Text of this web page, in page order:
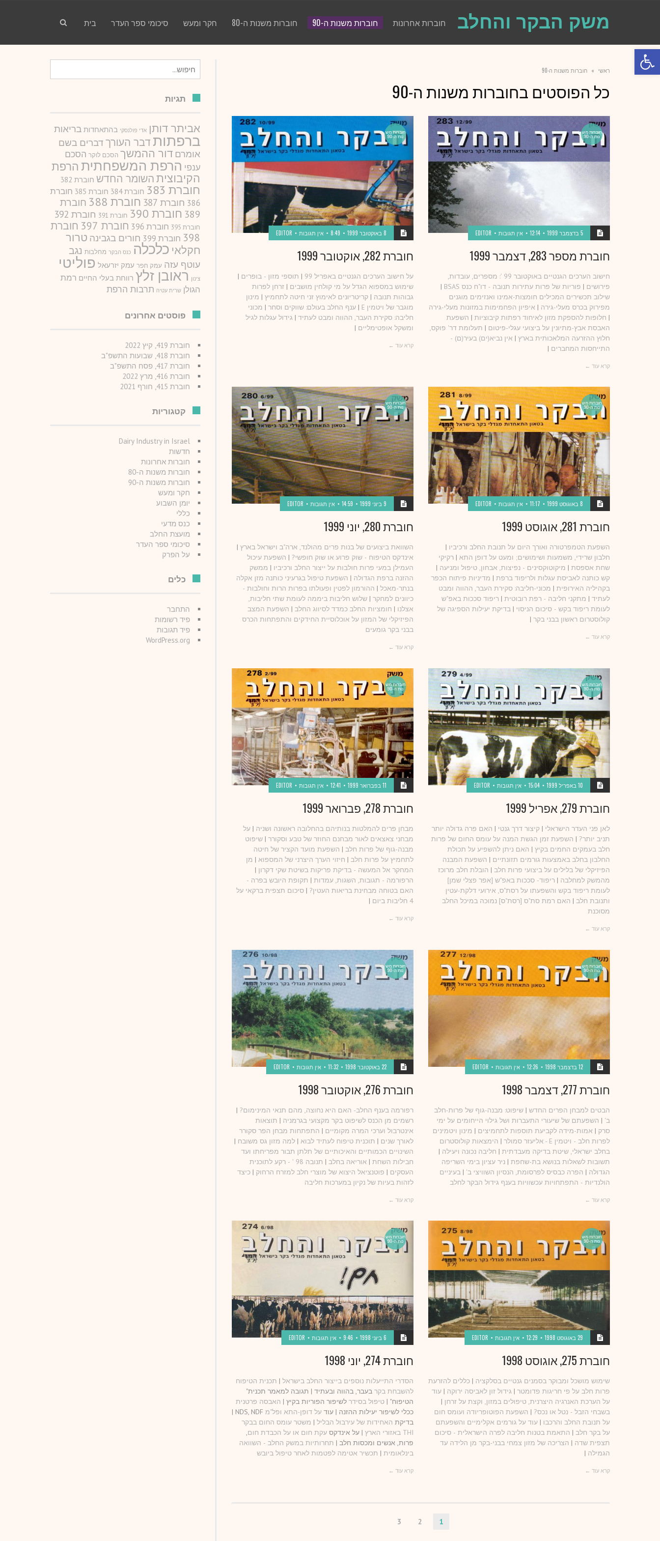
פתח סרגל נגישות
משק הבקר והחלב חוברות אחרונות חוברות משנות ה-90 חוברות משנות ה-80 חקר ומעש סיכומי ספר העדר בית
ראשי » חוברות משנות ה-90
כל הפוסטים בחוברות משנות ה-90
חוברות מש
נות ה-90
5 בדצמבר 1999 12:14 אין תגובות EDITOR
חוברת מספר 283, דצמבר 1999
חישוב הערכים הגנטיים באוקטובר 99 ': מספרים, עובדות,
פירושים | פוריות של פרות עתירות תנובה - דו"ח כנס BSAS
|
שילוב תכשירים המכילים חומצות-אמינו ואנזימים מוגנים
מפירוק בכרס מעלי-גירה | איפיון הפחמימות במזונות מעלי-גירה
| חלופות להספקת מזון לאיחוד רפתות קיבוציות | השפעת
האבסת אבץ-מתיונין על ביצועי עגלי-פיטום | תעלומת דר' פוקס,
חלוץ ההזרעה המלאכותית בארץ | אין נביא(ים) בעיר(ם) -
התייחסות המחברים |
קרא עוד ←
חוברות מש
נות ה-90
8 באוקטובר 1999 8:49 אין תגובות EDITOR
חוברת 282, אוקטובר 1999
על חישוב הערכים הגנטיים באפריל 99 | תוספי מזון - בופרים |
שימוש במספוא הגדל על מי קולחין מושבים | זרחן לפרות
גבוהות תנובה | קריטריונים לאימוץ זני חיטה לתחמיץ | מינון
מוגבר של ויטמין E
| ענף החלב בעולם: שווקים וסחר | מכוני
חליבה: סקירת העבר, ההווה ומבט לעתיד | גידול עגלות לגיל
ומשקל אופטימליים |
קרא עוד ←
חוברות מש
נות ה-90
8 באוגוסט 1999 11:17 אין תגובות EDITOR
חוברת 281, אוגוסט 1999
השפעת הטמפרטורה ואורך היום על תנובת החלב ורכיביו |
חלבון שרידי, משמעות ושימושים; ומעט על דופן התא | רקיקי
שחת אספסת | מיקוטוקסינים - נפיצות, אבחון, טיפול ומניעה |
קש כותנה לאביסת עגלות ולריפוד ברפת | מדיניות פיתוח הכפר
בקהיליה האירופית | מכוני-חליבה: סקירת העבר, ההווה ומבט
לעתיד | מתקני חליבה - רפת רובוטית | ריפוד סככות באפ"ש
לעומת ריפוד בקש - סיכום הניסוי | בדיקת יעילות הספיגה של
קולוסטרום ראשון בבני בקר |
קרא עוד ←
חוברות מש
נות ה-90
9 ביוני 1999 14:59 אין תגובות EDITOR
חוברת 280, יוני 1999
השוואת ביצועים של בנות פרים מהולנד, ארה"ב וישראל בארץ |
אינדקס הטיפוח - שוק פרוע או שוק חופשי? | השפעת עיכול
העמילן במעי פרות חולבות על ייצור החלב ורכיביו | ממשק
ההזנה ברפת הגדולה | השפעת טיפול בגרעיני כותנה מזן אקלה
בנתר-מאכל | ההורמון לפטין ופעולתו בפרות הרות וחולבות -
כיוונים למחקר | שלוש חליבות ביממה לעומת שתי חליבות,
אצלנו | חומציות החלב כמדד לסיווג החלב | השפעת המצב
הפיזיקלי של המזון על אוכלוסיית החידקים והתפתחות הכרס
בבני בקר גומעים
קרא עוד ←
חוברות מש
נות ה-90
10 באפריל 1999 15:04 אין תגובות EDITOR
חוברת 279, אפריל 1999
לאן פני העדר הישראלי | קיצור דרך גנטי | האם פרה גדולה יותר
תניב יותר? | השפעת זמן הגשת המנה על עומס החום של פרות
חלב בעמקים החמים בקיץ | האם ניתן להשפיע על תכולת
החלבון בחלב באמצעות גורמים תזונתיים | השפעת המבנה
הפיזיקלי של בלילים על ביצועי פרות חלב | הובלת חלב מרוכז
מהמשק למחלבה | ריפוד- סככות באפ"ש [אפר פצלי שמן]
לעומת ריפוד בקש והשפעתו על רסת"ס, אירועי דלקת-עטין
ותנובת חלב | האם רמת סת"ס [רסת"ס] נמוכה במיכל החלב
מסוכנת
קרא עוד ←
חוברות מש
נות ה-90
11 בפברואר 1999 12:41 אין תגובות EDITOR
חוברת 278, פברואר 1999
מבחן פרים להמלטות בנותיהם בהחלובה ראשונה ושניה | על
מבחני צאצאים לאור מבחנם החוזר של טבע וסקורר | שיפוט
מבנה-גוף של פרות חלב | השפעת מועד הקציר של חיטה
לתחמיץ על פרות חלב | חיזוי הערך היצרני של המספוא | מן
המחקר אל המעשה - בדיקת פריקות בשיטת שקי דקרון |
הרפורמה - תגובות, השגות, עמדות | תקופת היובש בפרה -
האם בטוחה מבחינת בריאות העטין? | סיכום תצפית ברקאי על
4 חליבות ביום
|
קרא עוד ←
חוברות מש
נות ה-90
12 בדצמבר 1998 12:26 אין תגובות EDITOR
חוברת 277, דצמבר 1998
הבטים למבחן הפרים החדש | שיפוט: מבנה-גוף של פרות-חלב
ב' | השפעתם של שיעורי התעברות ושל גילוי הייחומים על ימי
סרק | אמות-מידה לקביעת תוספות לתחמיצים | מינון ויטמינים
לפרות חלב - ויטמין E - אליעזר סמולר
| הימצאות קולוסטרום
בחלב ישראלי, שיטת בדיקה מעבדתית | חליבה נכונה ויעילה |
תשובות לשאלות בנושא בת-שחפת | ניר עציון בימי השריפה
הגדולה | הפרה כבסיס לפרסומת, הנסיון השוויצי ב' | בעיניים
הולנדיות - התפתחויות עכשוויות בענף גידול הבקר לחלב
קרא עוד ←
חוברות מש
נות ה-90
22 באוקטובר 1998 11:32 אין תגובות EDITOR
חוברת 276, אוקטובר 1998
רפורמה בענף החלב- האם היא נחוצה, מהם תנאי המינימום? |
רשמים מן הכנס לשיפוט בקר מקצועי בגרמניה | תוצאות
אינטרבול וערכי המרה מקומיים | התפתחות מבחן הפר סקורר
לאורך שנים | תוכנית טיפוח לעתיד לבוא | למה מזון גס משובח |
השינויים הכמותיים והאיכותיים של תלתן תבור מפריחתו ועד
חבילות השחת | אוריאה בחלב |
תנובה 98 ' - רקע לתוכנית
העסקים | פוטנציאל היצוא של מוצרי חלב למזרח הרחוק | כיצד
לזהות בעיות של נקיון במערכות חליבה
קרא עוד ←
חוברות מש
נות ה-90
29 באוגוסט 1998 12:29 אין תגובות EDITOR
חוברת 275, אוגוסט 1998
שימוש מושכל ומבוקר בסמנים גנטיים בסלקציה | כללים להזרעת
פרות חלב על פי חריגות פדומטר | גידול זון לאביסה ירוקה | עוד
על הערכת האנרגיה היצרנית, טיפולים במזון, וקצת על זרחן |
בשבחי הזבל - נטל או נכס? | השפעת הפוטופריודה ועומס חום
על תנובת החלב והרכבו | עוד על גורמים אקלימיים והשפעתם
על בקר חלב | התאמת בטנות חליבה לפרה הישראלית - סיכום
תצפית שדה | הצריכה של מזון צמחי בבני-בקר מן הלידה עד
הגמילה |
קרא עוד ←
חוברות מש
נות ה-90
6 ביוני 1998 9:46 אין תגובות EDITOR
חוברת 274, יוני 1998
הסדרי התייעלות נוספים בייצור החלב בישראל | תכנית הטיפוח
להשבחת בקר בעבר, בהווה ובעתיד | תגובה למאמר תכנית"
הטיפוח" | טיפול בסידר לשיפור הפוריות בקיץ | האבסה פרטנית
ככלי לשיפור יעילות ההזנה | עוד על דופן-התא ופל"מ
NDS, NDF |
בדיקת האחידות של עירבול הבליל | משטר עומס החום בבקר
THI באזורי הארץ
| על אינדקס עקת חום או על הכבדת חום,
פרות, אנשים ומכסות חלב | תחרותיות במשק החלב - השוואה
בינלאומית | תכשיר אטימה לפטמות לאחר טיפול ביובש
קרא עוד ←
1
2
3
עבור:
תגיות
אביתר דותן אדי פולנסקי בהתאחדות בריאות
ברפתות דבר העורך דברים בשם
אומרם דור ההמשך הסכם לוקר הסכם
ענפי הרפת המשפחתית הרפת
הקיבוציתהשומר החדש חוברת 382
חוברת 383 חוברת 384 חוברת 385
חוברת
386 חוברת 387 חוברת 388
חוברת
389 חוברת 390 חוברת 391 חוברת 392
חוברת 395 חוברת 396 חוברת 397
חוברת
398 חוברת 399 חורים בגבינה טרור
חקלאי כלכלה כנס הבקר מחלבות נגב
עוטף עזה עמק חפר עמק יזרעאל פוליטי
צינון ראובן זלץ רווחת בעלי החיים רמת
הגולן שרית עטיה תרבות הרפת
פוסטים אחרונים
חוברת 419, קיץ 2022
חוברת 418, שבועות התשפ"ב
חוברת 417, פסח התשפ"ב
חוברת 416, מרץ 2022
חוברת 415, חורף 2021
קטגוריות
Dairy Industry in Israel
חדשות
חוברות אחרונות
חוברות משנות ה-80
חוברות משנות ה-90
חקר ומעש
יומן השבוע
כללי
כנס מדעי
מועצת החלב
סיכומי ספר העדר
על הפרק
כלים
התחבר
פיד רשומות
פיד תגובות
WordPress.org